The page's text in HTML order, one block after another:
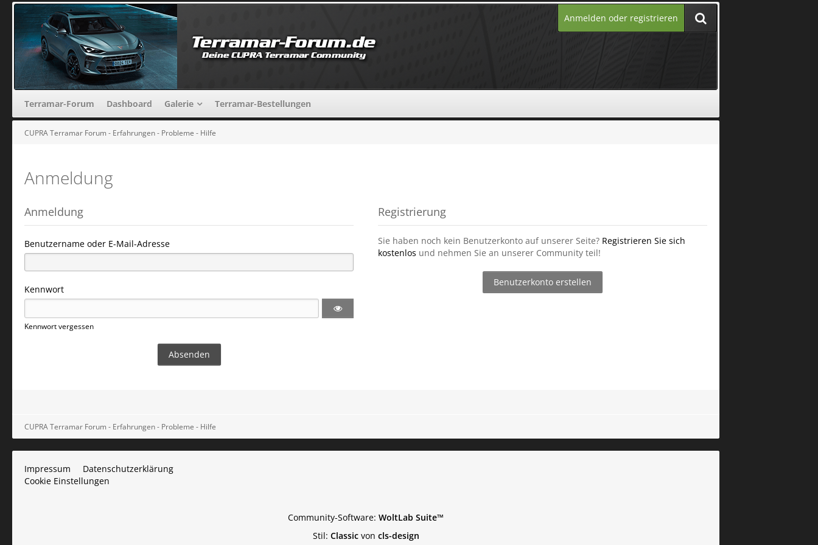
Anmelden oder registrieren
Terramar-Forum Dashboard Galerie Terramar-Bestellungen
CUPRA Terramar Forum - Erfahrungen - Probleme - Hilfe
Anmeldung
Anmeldung
Benutzername oder E-Mail-Adresse
Kennwort
Kennwort vergessen
Registrierung
Sie haben noch kein Benutzerkonto auf unserer Seite? Registrieren Sie sich
kostenlos und nehmen Sie an unserer Community teil!
Benutzerkonto erstellen
CUPRA Terramar Forum - Erfahrungen - Probleme - Hilfe
Impressum
Datenschutzerklärung
Cookie Einstellungen
Community-Software: WoltLab Suite™
Stil: Classicvon cls-design